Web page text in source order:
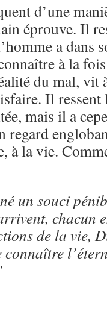
d’une
éprouve. Il
a dans
à la
du mal, vit
Il
mais il a
regard
à la vie.
un souci
chacun
de la vie,